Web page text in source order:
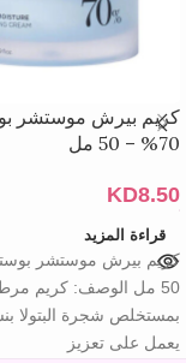
كريم بيرش موستشر
70% – 50 مل
KD8.50
قراءة المزيد
50 مل الوصف: كريم
يعمل على تعزيز